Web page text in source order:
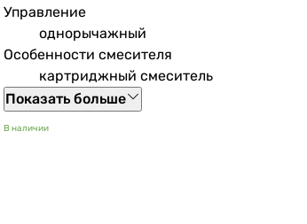
Управление
однорычажный
Особенности смесителя
картриджный смеситель
Показать больше
В наличии